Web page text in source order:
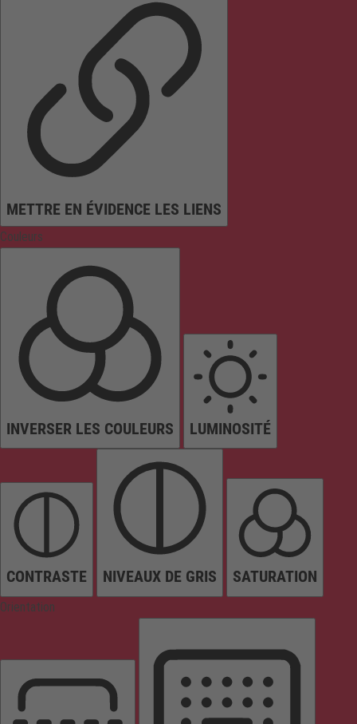
METTRE EN ÉVIDENCE LES LIENS
Couleurs
INVERSER LES COULEURS LUMINOSITÉ
CONTRASTE NIVEAUX DE GRIS SATURATION
Orientation